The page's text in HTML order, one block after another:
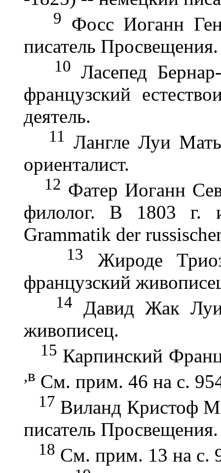
9
Фосс Иоганн
писатель Просвещения.
10 Ласепед
французский
деятель.
11 Лангле Луи
ориенталист.
12 Фатер Иоганн
филолог. В 1803 г.
Grammatik der
13
Жироде
французский
14
Давид Жак
живописец.
15 Карпинский
,в См. прим. 46 на с.
17 Виланд Кристоф
писатель Просвещения.
18 См. прим. 13 на с.